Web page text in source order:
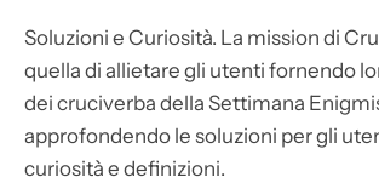
Soluzioni e Curiosità. La mission di
quella di allietare gli utenti fornendo
dei cruciverba della Settimana
approfondendo le soluzioni per gli
curiosità e definizioni.